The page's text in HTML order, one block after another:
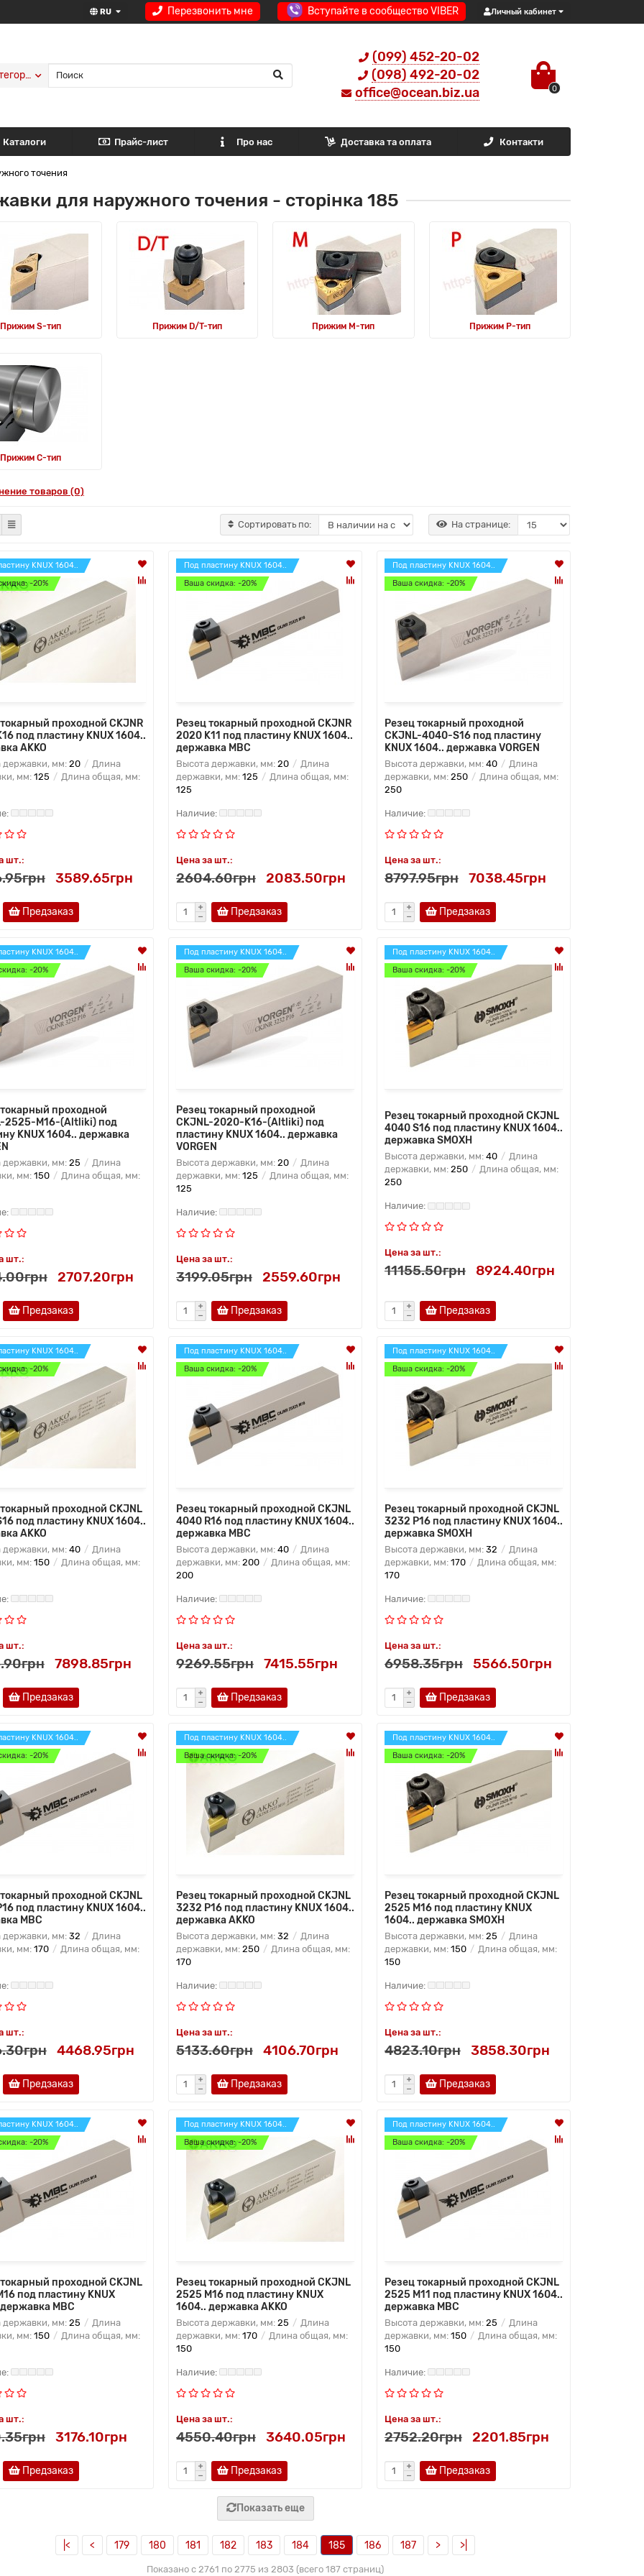
Перезвонить мне Вступайте в сообщество VIBER Личный кабинет
RU
(099) 452-20-02
(098) 492-20-02
office@ocean.biz.ua
0
Каталоги Прайс-лист Про нас Доставка та оплата Контакти
точения
для наружного точения - сторінка 185
Прижим S-тип Прижим D/T-тип Прижим M-тип Прижим P-тип
Прижим C-тип
товаров (0)
Сортировать по: На странице:
KNUX 1604..
-20%
проходной CKJNR
под пластину KNUX 1604..
AKKO
державки, мм: 20
Длина
мм: 125
Длина общая, мм:
шт.:
3589.65грн
Предзаказ
Под пластину KNUX 1604..
Ваша скидка: -20%
Резец токарный проходной CKJNR
2020 K11 под пластину KNUX 1604..
державка MBC
Высота державки, мм: 20
Длина
державки, мм: 125
Длина общая, мм:
125
Цена за шт.:
2604.60грн 2083.50грн
Предзаказ
Под пластину KNUX 1604..
Ваша скидка: -20%
Резец токарный проходной
CKJNL-4040-S16 под пластину
KNUX 1604.. державка VORGEN
Высота державки, мм: 40
Длина
державки, мм: 250
Длина общая, мм:
250
Цена за шт.:
8797.95грн 7038.45грн
Предзаказ
KNUX 1604..
-20%
проходной
2525-M16-(Altliki) под
KNUX 1604.. державка
державки, мм: 25
Длина
мм: 150
Длина общая, мм:
шт.:
2707.20грн
Предзаказ
Под пластину KNUX 1604..
Ваша скидка: -20%
Резец токарный проходной
CKJNL-2020-K16-(Altliki) под
пластину KNUX 1604.. державка
VORGEN
Высота державки, мм: 20
Длина
державки, мм: 125
Длина общая, мм:
125
Цена за шт.:
3199.05грн 2559.60грн
Предзаказ
Под пластину KNUX 1604..
Ваша скидка: -20%
Резец токарный проходной CKJNL
4040 S16 под пластину KNUX 1604..
державка SMOXH
Высота державки, мм: 40
Длина
державки, мм: 250
Длина общая, мм:
250
Цена за шт.:
11155.50грн 8924.40грн
Предзаказ
KNUX 1604..
-20%
проходной CKJNL
под пластину KNUX 1604..
AKKO
державки, мм: 40
Длина
мм: 150
Длина общая, мм:
шт.:
7898.85грн
Предзаказ
Под пластину KNUX 1604..
Ваша скидка: -20%
Резец токарный проходной CKJNL
4040 R16 под пластину KNUX 1604..
державка MBC
Высота державки, мм: 40
Длина
державки, мм: 200
Длина общая, мм:
200
Цена за шт.:
9269.55грн 7415.55грн
Предзаказ
Под пластину KNUX 1604..
Ваша скидка: -20%
Резец токарный проходной CKJNL
3232 P16 под пластину KNUX 1604..
державка SMOXH
Высота державки, мм: 32
Длина
державки, мм: 170
Длина общая, мм:
170
Цена за шт.:
6958.35грн 5566.50грн
Предзаказ
KNUX 1604..
-20%
проходной CKJNL
под пластину KNUX 1604..
MBC
державки, мм: 32
Длина
мм: 170
Длина общая, мм:
шт.:
4468.95грн
Предзаказ
Под пластину KNUX 1604..
Ваша скидка: -20%
Резец токарный проходной CKJNL
3232 P16 под пластину KNUX 1604..
державка AKKO
Высота державки, мм: 32
Длина
державки, мм: 250
Длина общая, мм:
170
Цена за шт.:
5133.60грн 4106.70грн
Предзаказ
Под пластину KNUX 1604..
Ваша скидка: -20%
Резец токарный проходной CKJNL
2525 M16 под пластину KNUX
1604.. державка SMOXH
Высота державки, мм: 25
Длина
державки, мм: 150
Длина общая, мм:
150
Цена за шт.:
4823.10грн 3858.30грн
Предзаказ
KNUX 1604..
-20%
проходной CKJNL
под пластину KNUX
MBC
державки, мм: 25
Длина
мм: 150
Длина общая, мм:
шт.:
3176.10грн
Предзаказ
Под пластину KNUX 1604..
Ваша скидка: -20%
Резец токарный проходной CKJNL
2525 M16 под пластину KNUX
1604.. державка AKKO
Высота державки, мм: 25
Длина
державки, мм: 170
Длина общая, мм:
150
Цена за шт.:
4550.40грн 3640.05грн
Предзаказ
Под пластину KNUX 1604..
Ваша скидка: -20%
Резец токарный проходной CKJNL
2525 M11 под пластину KNUX 1604..
державка MBC
Высота державки, мм: 25
Длина
державки, мм: 150
Длина общая, мм:
150
Цена за шт.:
2752.20грн 2201.85грн
Предзаказ
Показать еще
|< < 179 180 181 182 183 184 185 186 187 > >|
Показано с 2761 по 2775 из 2803 (всего 187 страниц)